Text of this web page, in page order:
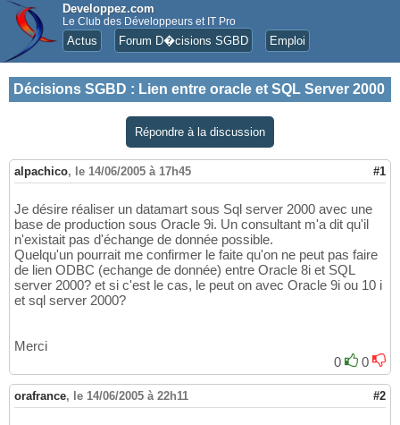
Developpez.com
Le Club des Développeurs et IT Pro
Actus Forum D�cisions SGBD Emploi
Décisions SGBD : Lien entre oracle et SQL Server 2000
Répondre à la discussion
alpachico, le 14/06/2005 à 17h45 #1
Je désire réaliser un datamart sous Sql server 2000 avec une
base de production sous Oracle 9i. Un consultant m'a dit qu'il
n'existait pas d'échange de donnée possible.
Quelqu'un pourrait me confirmer le faite qu'on ne peut pas faire
de lien ODBC (echange de donnée) entre Oracle 8i et SQL
server 2000? et si c'est le cas, le peut on avec Oracle 9i ou 10 i
et sql server 2000?
Merci
0
0
orafrance, le 14/06/2005 à 22h11 #2